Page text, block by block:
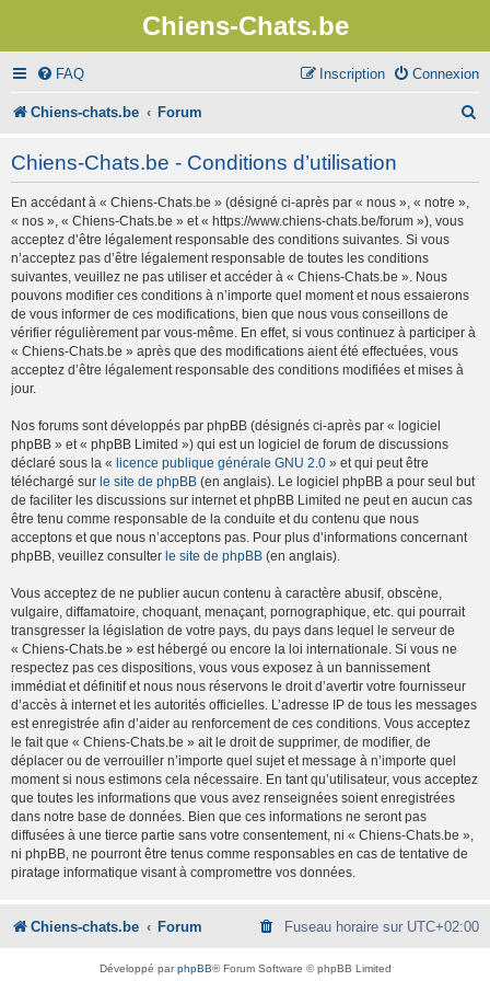
Chiens-Chats.be
FAQ Connexion
Inscription
Chiens-chats.be Forum
Chiens-Chats.be - Conditions d’utilisation
En accédant à « Chiens-Chats.be » (désigné ci-après par « nous », « notre »,
« nos », « Chiens-Chats.be » et « https://www.chiens-chats.be/forum »), vous
acceptez d’être légalement responsable des conditions suivantes. Si vous
n’acceptez pas d’être légalement responsable de toutes les conditions
suivantes, veuillez ne pas utiliser et accéder à « Chiens-Chats.be ». Nous
pouvons modifier ces conditions à n’importe quel moment et nous essaierons
de vous informer de ces modifications, bien que nous vous conseillons de
vérifier régulièrement par vous-même. En effet, si vous continuez à participer à
« Chiens-Chats.be » après que des modifications aient été effectuées, vous
acceptez d’être légalement responsable des conditions modifiées et mises à
jour.
Nos forums sont développés par phpBB (désignés ci-après par « logiciel
phpBB » et « phpBB Limited ») qui est un logiciel de forum de discussions
déclaré sous la « licence publique générale GNU 2.0 » et qui peut être
téléchargé sur le site de phpBB (en anglais). Le logiciel phpBB a pour seul but
de faciliter les discussions sur internet et phpBB Limited ne peut en aucun cas
être tenu comme responsable de la conduite et du contenu que nous
acceptons et que nous n’acceptons pas. Pour plus d’informations concernant
phpBB, veuillez consulter le site de phpBB (en anglais).
Vous acceptez de ne publier aucun contenu à caractère abusif, obscène,
vulgaire, diffamatoire, choquant, menaçant, pornographique, etc. qui pourrait
transgresser la législation de votre pays, du pays dans lequel le serveur de
« Chiens-Chats.be » est hébergé ou encore la loi internationale. Si vous ne
respectez pas ces dispositions, vous vous exposez à un bannissement
immédiat et définitif et nous nous réservons le droit d’avertir votre fournisseur
d’accès à internet et les autorités officielles. L’adresse IP de tous les messages
est enregistrée afin d’aider au renforcement de ces conditions. Vous acceptez
le fait que « Chiens-Chats.be » ait le droit de supprimer, de modifier, de
déplacer ou de verrouiller n’importe quel sujet et message à n’importe quel
moment si nous estimons cela nécessaire. En tant qu’utilisateur, vous acceptez
que toutes les informations que vous avez renseignées soient enregistrées
dans notre base de données. Bien que ces informations ne seront pas
diffusées à une tierce partie sans votre consentement, ni « Chiens-Chats.be »,
ni phpBB, ne pourront être tenus comme responsables en cas de tentative de
piratage informatique visant à compromettre vos données.
Chiens-chats.be Forum Fuseau horaire sur UTC+02:00
Développé parphpBB® Forum Software © phpBB Limited